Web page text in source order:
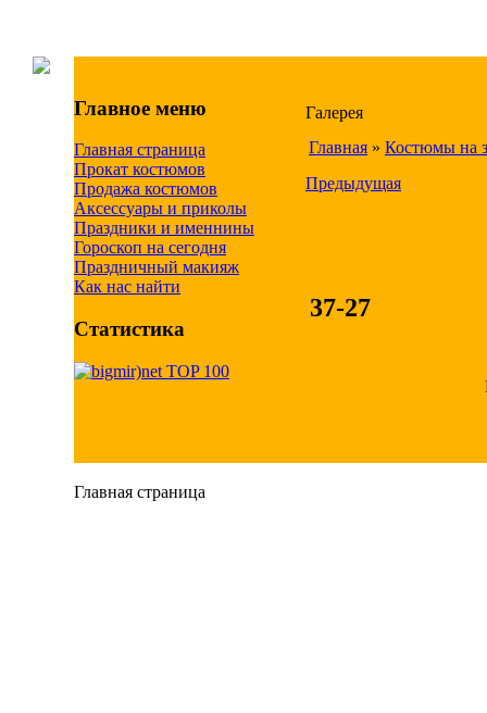
Главное меню
Главная страница
Прокат костюмов
Продажа костюмов
Аксессуары и приколы
Праздники и именнины
Гороскоп на сегодня
Праздничный макияж
Как нас найти
Статистика
Галерея
Главная » Костюмы на
Предыдущая
37-27
Главная страница